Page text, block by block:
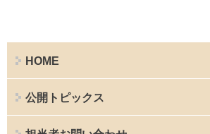
HOME
公開トピックス